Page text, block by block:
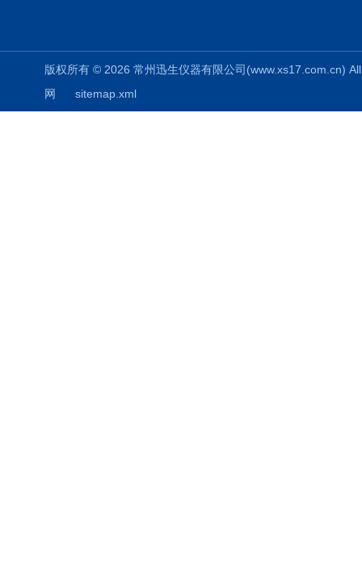
版权所有 © 2026 常州迅生仪器有限公司
网
sitemap.xml